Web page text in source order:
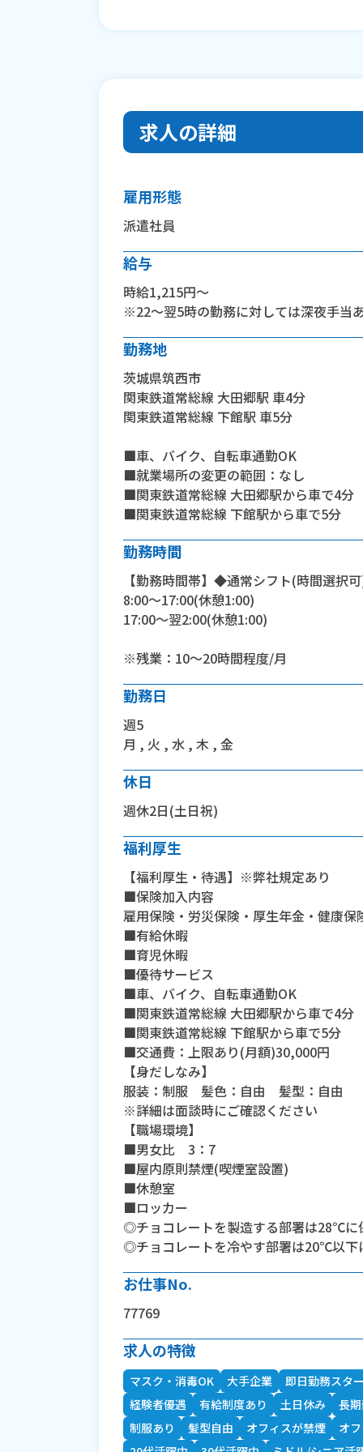
求人の詳細
雇用形態
派遣社員
給与
時給1,215円～
※22～翌5時の勤務に対しては深夜手当
勤務地
茨城県筑西市
関東鉄道常総線 大田郷駅 車4分
関東鉄道常総線 下館駅 車5分
■車、バイク、自転車通勤OK
■就業場所の変更の範囲：なし
■関東鉄道常総線 大田郷駅から車で4分
■関東鉄道常総線 下館駅から車で5分
勤務時間
【勤務時間帯】◆通常シフト(時間選択
8:00〜17:00(休憩1:00)
17:00〜翌2:00(休憩1:00)
※残業：10〜20時間程度/月
勤務日
週5
月 , 火 , 水 , 木 , 金
休日
週休2日(土日祝)
福利厚生
【福利厚生・待遇】※弊社規定あり
■保険加入内容
雇用保険・労災保険・厚生年金・健康保
■有給休暇
■育児休暇
■優待サービス
■車、バイク、自転車通勤OK
■関東鉄道常総線 大田郷駅から車で4分
■関東鉄道常総線 下館駅から車で5分
■交通費：上限あり(月額)30,000円
【身だしなみ】
服装：制服 髪色：自由 髪型：自由
※詳細は面談時にご確認ください
【職場環境】
■男女比 3：7
■屋内原則禁煙(喫煙室設置)
■休憩室
■ロッカー
◎チョコレートを製造する部署は28℃に
◎チョコレートを冷やす部署は20℃以下
お仕事No.
77769
求人の特徴
マスク・消毒OK 大手企業
即日勤務スタ
経験者優遇
有給制度あり 土日休み
長
制服あり
髪型自由 オフィスが禁煙
オ